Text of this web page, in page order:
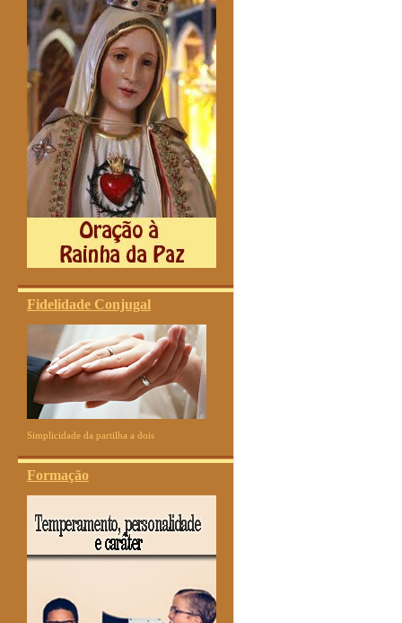
Fidelidade Conjugal
Simplicidade da partilha a dois
Formação